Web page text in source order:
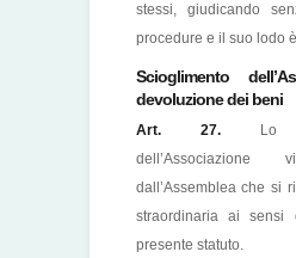
stessi, giudicando
procedure e il suo lodo
Scioglimento
devoluzione dei beni
Art. 27.
Lo
dell’Associazione
dall’Assemblea che si
straordinaria ai sensi
presente statuto.